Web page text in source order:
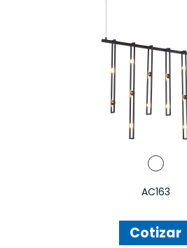
AC163
Cotizar